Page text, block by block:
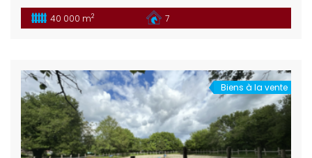
cadre idéal pour les passionnés d’équitation et de nature.
Un bien rare, alliant fonctionnalité, charme et fort potentiel
trouve à proximité du […]
40 000 m2 7
Biens à la vente